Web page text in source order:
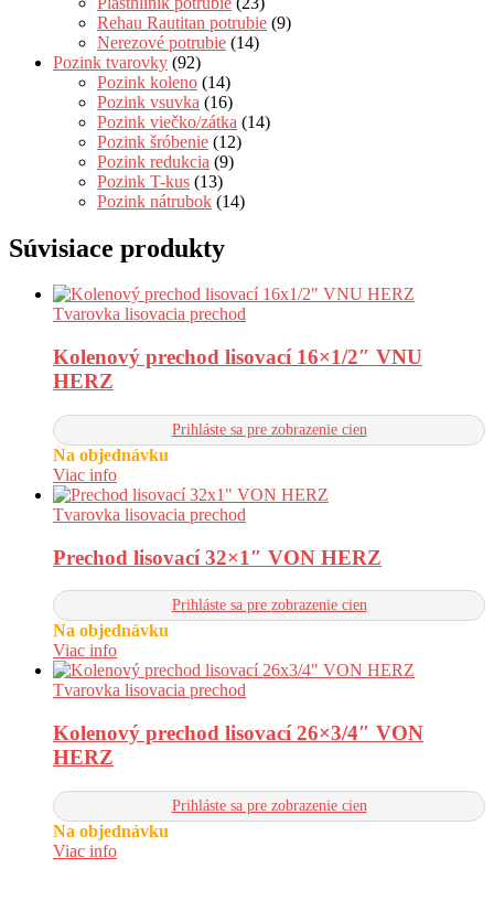
Rehau Rautitan potrubie (9)
Nerezové potrubie (14)
Pozink tvarovky (92)
Pozink koleno (14)
Pozink vsuvka (16)
Pozink viečko/zátka (14)
Pozink šróbenie (12)
Pozink redukcia (9)
Pozink T-kus (13)
Pozink nátrubok (14)
Súvisiace produkty
Tvarovka lisovacia prechod
Kolenový prechod lisovací 16×1/2″ VNU
HERZ
Prihláste sa pre zobrazenie cien
Na objednávku
Viac info
Tvarovka lisovacia prechod
Prechod lisovací 32×1″ VON HERZ
Prihláste sa pre zobrazenie cien
Na objednávku
Viac info
Tvarovka lisovacia prechod
Kolenový prechod lisovací 26×3/4″ VON
HERZ
Prihláste sa pre zobrazenie cien
Na objednávku
Viac info